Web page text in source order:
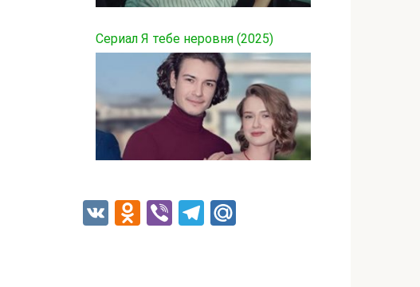
Сериал Я тебе неровня (2025)
VK Odnoklassniki
ViberTelegram